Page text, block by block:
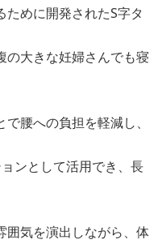
めに開発されたS字タ
の大きな妊婦さんでも寝
腰への負担を軽減し、
ンとして活用でき、長
囲気を演出しながら、体